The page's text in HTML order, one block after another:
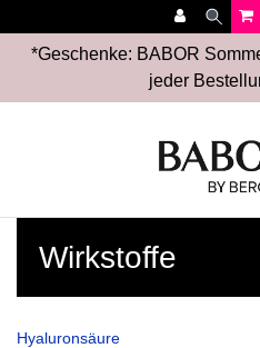
*Geschenke: BABOR
jeder
Wirkstoffe
Hyaluronsäure